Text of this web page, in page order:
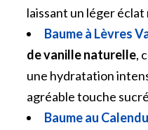
laissant un léger
Baume à Lèvres
de vanille naturelle,
une hydratation
agréable touche
Baume au